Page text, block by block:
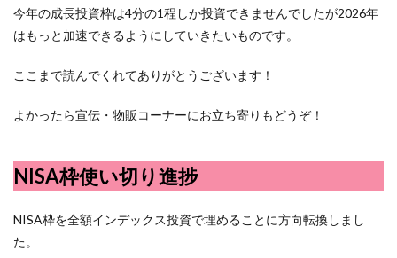
今年の成長投資枠は4分の1程しか投資できませんでしたが2026年
はもっと加速できるようにしていきたいものです。
ここまで読んでくれてありがとうございます！
よかったら宣伝・物販コーナーにお立ち寄りもどうぞ！
NISA枠使い切り進捗
NISA枠を全額インデックス投資で埋めることに方向転換しまし
た。